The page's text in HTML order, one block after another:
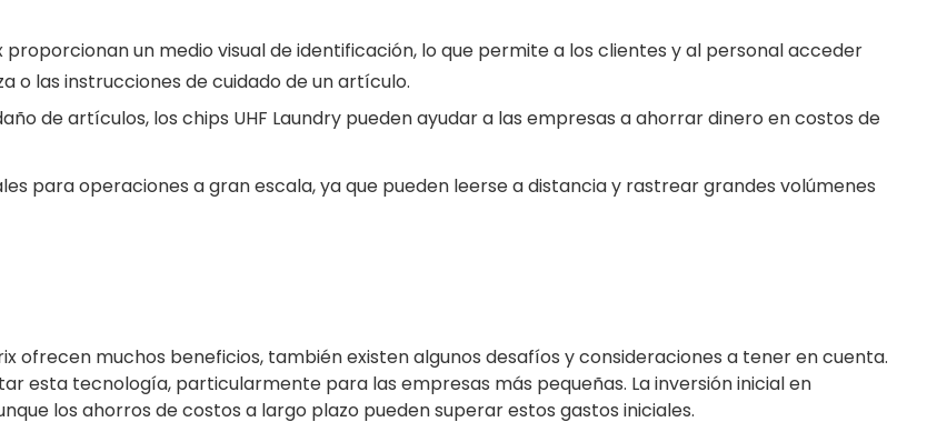
proporcionan un medio visual de identificación, lo que permite a los clientes y al personal acceder
o las instrucciones de cuidado de un artículo.
de artículos, los chips UHF Laundry pueden ayudar a las empresas a ahorrar dinero en costos de
para operaciones a gran escala, ya que pueden leerse a distancia y rastrear grandes volúmenes
ofrecen muchos beneficios, también existen algunos desafíos y consideraciones a tener en cuenta.
esta tecnología, particularmente para las empresas más pequeñas. La inversión inicial en
los ahorros de costos a largo plazo pueden superar estos gastos iniciales.